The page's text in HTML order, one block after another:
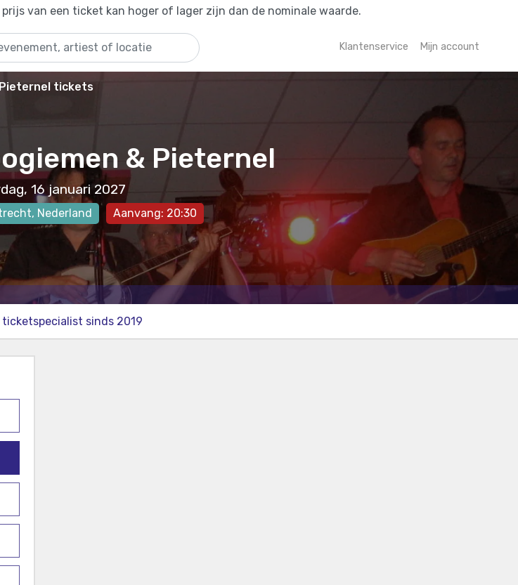
van een ticket kan hoger of lager zijn dan de nominale waarde.
Klantenservice Mijn account
Pieternel tickets
& Pieternel
16 januari 2027
, Nederland Aanvang: 20:30
sinds 2019